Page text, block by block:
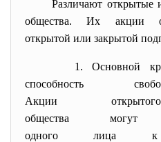
Различают открытые
общества. Их акции
открытой или закрытой
1. Основной
способность
Акции
общества могут
одного лица